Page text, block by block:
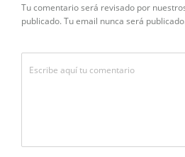
Tu comentario será revisado por
publicado. Tu email nunca será